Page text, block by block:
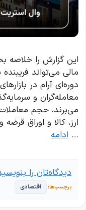
این گزارش را خلاصه
مالی می‌تواند
دوره‌ای آرام در
معامله‌گران و
می‌برند، حجم
ارز، کالا و اوراق
… ادامه
اقتصادی
دیدگاه‌تان را